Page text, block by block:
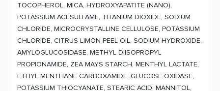
TOCOPHEROL, MICA, HYDROXYAPATITE (NANO),
POTASSIUM ACESULFAME, TITANIUM DIOXIDE, SODIUM
CHLORIDE, MICROCRYSTALLINE CELLULOSE, POTASSIUM
CHLORIDE, CITRUS LIMON PEEL OIL, SODIUM HYDROXIDE,
AMYLOGLUCOSIDASE, METHYL DIISOPROPYL
PROPIONAMIDE, ZEA MAYS STARCH, MENTHYL LACTATE,
ETHYL MENTHANE CARBOXAMIDE, GLUCOSE OXIDASE,
POTASSIUM THIOCYANATE, STEARIC ACID, MANNITOL,